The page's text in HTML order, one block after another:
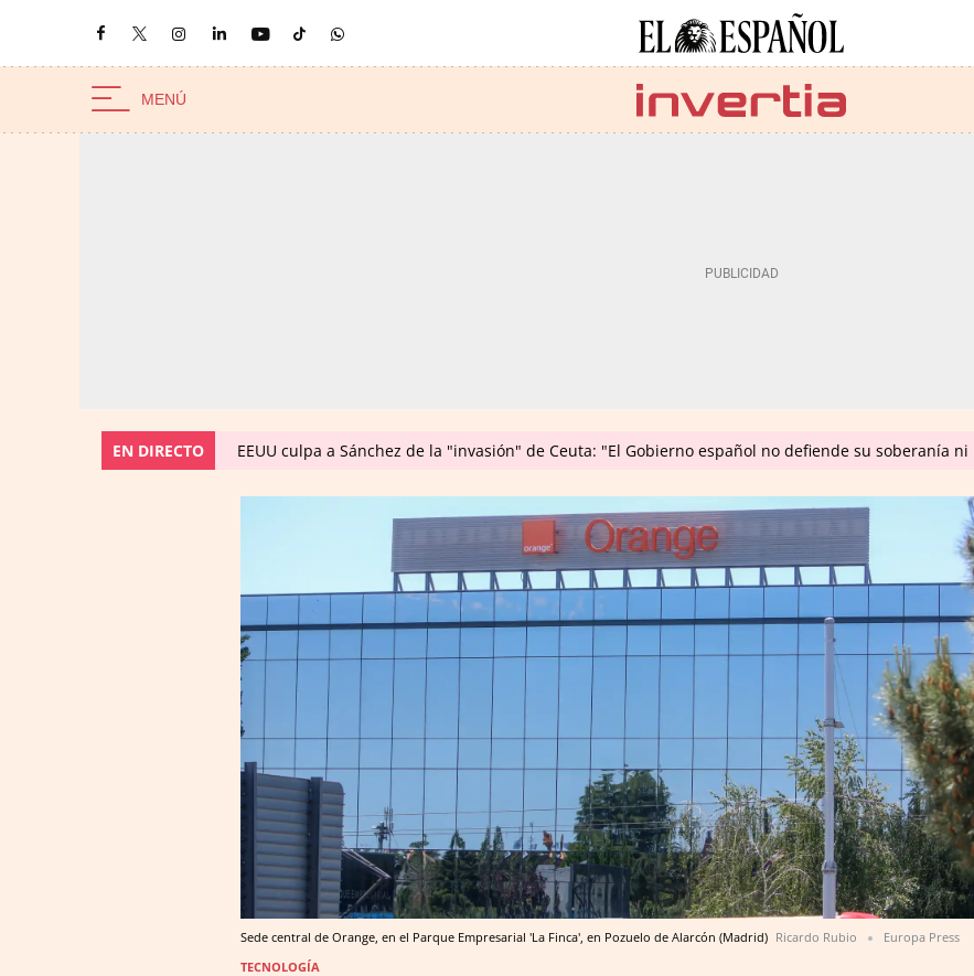
EN DIRECTO EEUU culpa a Sánchez de la "invasión" de Ceuta: "El Gobierno español no defiende su soberanía
Sede central de Orange, en el Parque Empresarial 'La Finca', en Pozuelo de Alarcón (Madrid) Ricardo Rubio
Europa Press
TECNOLOGÍA